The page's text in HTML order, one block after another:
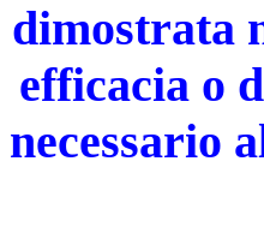
dimostrata
efficacia o
necessario